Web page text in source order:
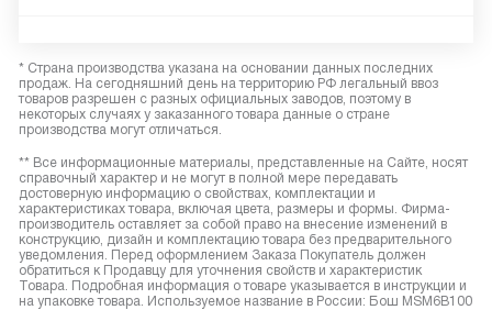
* Страна производства указана на основании данных последних
продаж. На сегодняшний день на территорию РФ легальный ввоз
товаров разрешен с разных официальных заводов, поэтому в
некоторых случаях у заказанного товара данные о стране
производства могут отличаться.
** Все информационные материалы, представленные на Сайте, носят
справочный характер и не могут в полной мере передавать
достоверную информацию о свойствах, комплектации и
характеристиках товара, включая цвета, размеры и формы. Фирма-
производитель оставляет за собой право на внесение изменений в
конструкцию, дизайн и комплектацию товара без предварительного
уведомления. Перед оформлением Заказа Покупатель должен
обратиться к Продавцу для уточнения свойств и характеристик
Товара. Подробная информация о товаре указывается в инструкции и
на упаковке товара. Используемое название в России: Бош MSM6B100